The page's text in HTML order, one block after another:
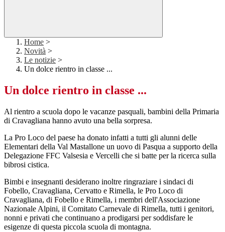
Home >
Novità >
Le notizie >
Un dolce rientro in classe ...
Un dolce rientro in classe ...
Al rientro a scuola dopo le vacanze pasquali, bambini della Primaria
di Cravagliana hanno avuto una bella sorpresa.
La Pro Loco del paese ha donato infatti a tutti gli alunni delle
Elementari della Val Mastallone un uovo di Pasqua a supporto della
Delegazione FFC Valsesia e Vercelli che si batte per la ricerca sulla
bibrosi cistica.
Bimbi e insegnanti desiderano inoltre ringraziare i sindaci di
Fobello, Cravagliana, Cervatto e Rimella, le Pro Loco di
Cravagliana, di Fobello e Rimella, i membri dell'Associazione
Nazionale Alpini, il Comitato Carnevale di Rimella, tutti i genitori,
nonni e privati che continuano a prodigarsi per soddisfare le
esigenze di questa piccola scuola di montagna.